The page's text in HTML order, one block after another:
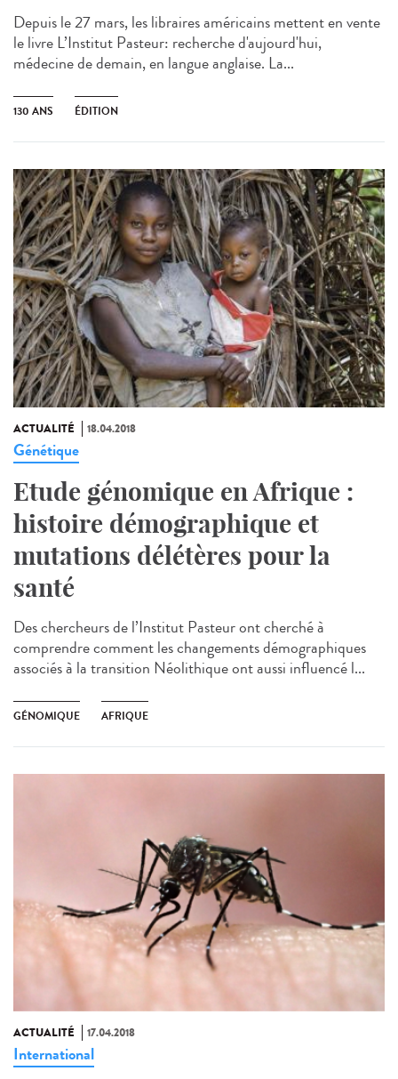
Depuis le 27 mars, les libraires américains mettent en vente
le livre L’Institut Pasteur: recherche d'aujourd'hui,
médecine de demain, en langue anglaise. La...
130 ANS ÉDITION
ACTUALITÉ 18.04.2018
Génétique
Etude génomique en Afrique :
histoire démographique et
mutations délétères pour la
santé
Des chercheurs de l’Institut Pasteur ont cherché à
comprendre comment les changements démographiques
associés à la transition Néolithique ont aussi influencé l...
GÉNOMIQUE AFRIQUE
ACTUALITÉ 17.04.2018
International